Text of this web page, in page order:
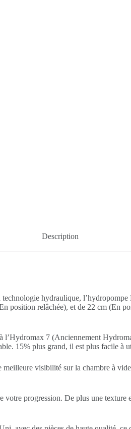
Description
hydraulique,
relâchée), et de 22 cm (En
7 (Anciennement
15% plus grand, il est plus facile à
visibilité sur la chambre à
progression. De plus une